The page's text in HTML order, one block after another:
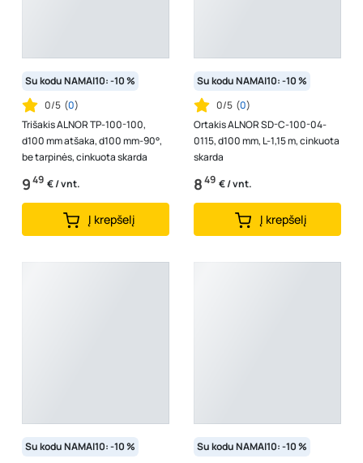
Su kodu NAMAI10: -10 %
0/5 (0)
Trišakis ALNOR TP-100-100,
d100 mm atšaka, d100 mm-90°,
be tarpinės, cinkuota skarda
949 € / vnt.
Į krepšelį
Su kodu NAMAI10: -10 %
0/5 (0)
Ortakis ALNOR SD-C-100-04-
0115, d100 mm, L-1,15 m, cinkuota
skarda
849 € / vnt.
Į krepšelį
Su kodu NAMAI10: -10 %
Su kodu NAMAI10: -10 %